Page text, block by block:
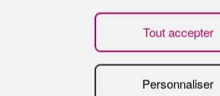
voire du tablier abdominal,
localisés de graisse, reprise de
adhérentes)
lipoaspiration de